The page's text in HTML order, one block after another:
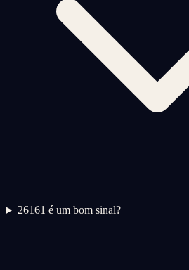
26161 é um bom sinal?